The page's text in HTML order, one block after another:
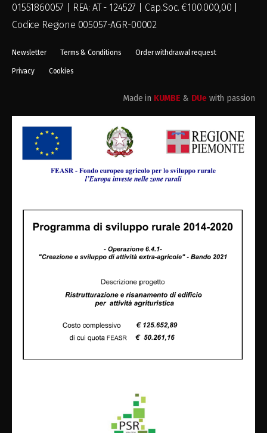
01551860057 | REA: AT - 124527 | Cap.Soc. €100.000,00 |
Codice Regione 005057-AGR-00002
Newsletter Terms & Conditions Order withdrawal request
Privacy Cookies
Made in KUMBE & DUe with passion